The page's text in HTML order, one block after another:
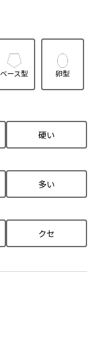
ベース型 卵型
硬い
多い
クセ